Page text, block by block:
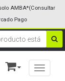
Toggle
AMBA*(Consultar
Pago